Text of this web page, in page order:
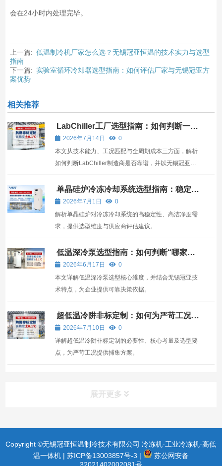
会在24小时内处理完毕。
上一篇: 低温制冷机厂家怎么选？无锡冠亚恒温的技术实力与选型
指南
下一篇: 实验室循环冷却器选型指南：如何评估厂家与无锡冠亚方
案优势
相关推荐
LabChiller工厂选型指南：如何判断一家
制造商是否真正靠谱？
2026年7月14日
0
本文从技术能力、工况匹配与全周期成本三方面，解析
如何判断LabChiller制造商是否靠谱，并以无锡冠亚为
例说明高产品的核心价值。
单晶硅炉冷冻冷却系统选型指南：稳定控
温是晶体生长的生命线
2026年7月1日
0
解析单晶硅炉对冷冻冷却系统的高稳定性、高洁净度需
求，提供选型维度与供应商评估建议。
低温深冷泵选型指南：如何判断“哪家靠
谱”并匹配无锡冠亚设备
2026年6月17日
0
本文详解低温深冷泵选型核心维度，并结合无锡冠亚技
术特点，为企业提供可靠决策依据。
超低温冷阱非标定制：如何为严苛工况匹
配理想捕集方案
2026年7月10日
0
详解超低温冷阱非标定制的必要性、核心考量及选型要
点，为严苛工况提供捕集方案。
展开更多
Copyright ©无锡冠亚恒温制冷技术有限公司 冷冻机-工业冷冻机-高低
温一体机 | 苏ICP备13003857号-3 |
苏公网安备
32021402002081号